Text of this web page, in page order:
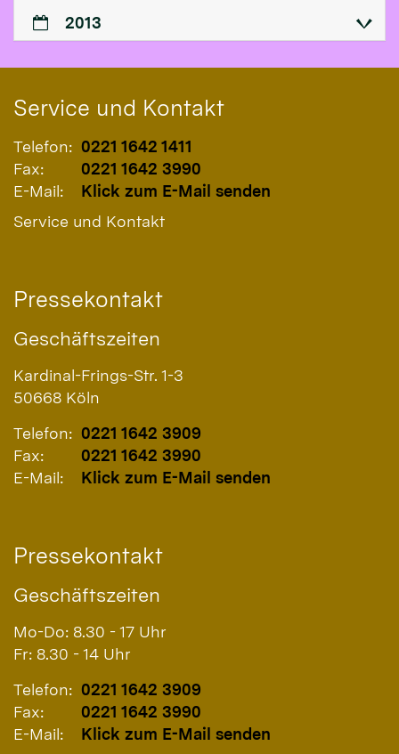
2013
Service und Kontakt
Telefon: 0221 1642 1411
Fax:
0221 1642 3990
E-Mail:
Klick zum E-Mail senden
Service und Kontakt
Pressekontakt
Geschäftszeiten
Kardinal-Frings-Str. 1-3
50668 Köln
Telefon: 0221 1642 3909
Fax:
0221 1642 3990
E-Mail:
Klick zum E-Mail senden
Pressekontakt
Geschäftszeiten
Mo-Do: 8.30 - 17 Uhr
Fr: 8.30 - 14 Uhr
Telefon: 0221 1642 3909
Fax:
0221 1642 3990
E-Mail:
Klick zum E-Mail senden